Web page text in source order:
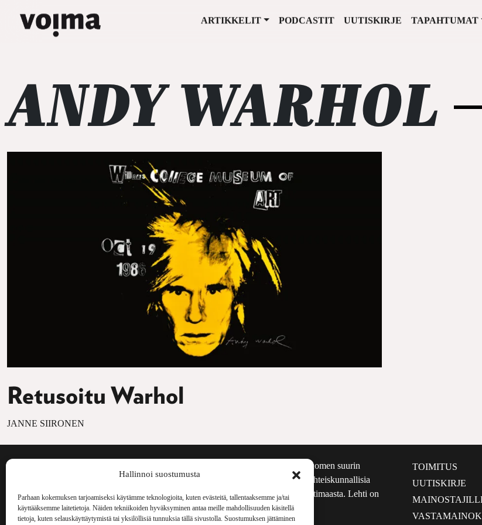
Hallinnoi suostumusta
Parhaan kokemuksen tarjoamiseksi käytämme teknologioita, kuten evästeitä, tallentaaksemme ja/tai
käyttääksemme laitetietoja. Näiden tekniikoiden hyväksyminen antaa meille mahdollisuuden käsitellä
tietoja, kuten selauskäyttäytymistä tai yksilöllisiä tunnuksia tällä sivustolla. Suostumuksen jättäminen
Päävalikko
ARTIKKELIT PODCASTIT UUTISKIRJE TAPAHTUMAT
ANDY WARHOL
Retusoitu Warhol
JANNE SIIRONEN
Voima Kustannus
Vellamonkatu 30 B 3 krs.
Voima on painosmäärältään Suomen suurin
kulttuurilehti. Se nostaa esiin yhteiskunnallisia
aiheita niin maailmalta kuin kotimaasta. Lehti on
ilmestynyt vuodesta 1999.
TOIMITUS
UUTISKIRJE